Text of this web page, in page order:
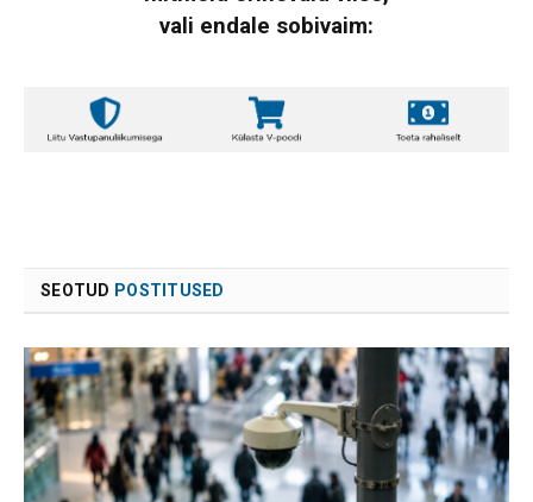
vali endale sobivaim:
SEOTUD POSTITUSED